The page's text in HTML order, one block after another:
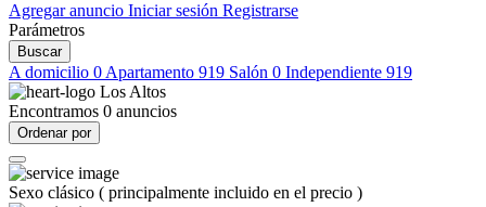
Agregar anuncio Iniciar sesión Registrarse
Parámetros
Buscar
A domicilio 0 Apartamento 919 Salón 0 Independiente 919
Los Altos
Encontramos 0 anuncios
Ordenar por
Sexo clásico ( principalmente incluido en el precio )